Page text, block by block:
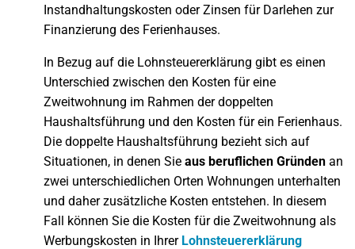
Instandhaltungskosten oder Zinsen für Darlehen zur
Finanzierung des Ferienhauses.
In Bezug auf die Lohnsteuererklärung gibt es einen
Unterschied zwischen den Kosten für eine
Zweitwohnung im Rahmen der doppelten
Haushaltsführung und den Kosten für ein Ferienhaus.
Die doppelte Haushaltsführung bezieht sich auf
Situationen, in denen Sie aus beruflichen Gründen an
zwei unterschiedlichen Orten Wohnungen unterhalten
und daher zusätzliche Kosten entstehen. In diesem
Fall können Sie die Kosten für die Zweitwohnung als
Werbungskosten in Ihrer Lohnsteuererklärung